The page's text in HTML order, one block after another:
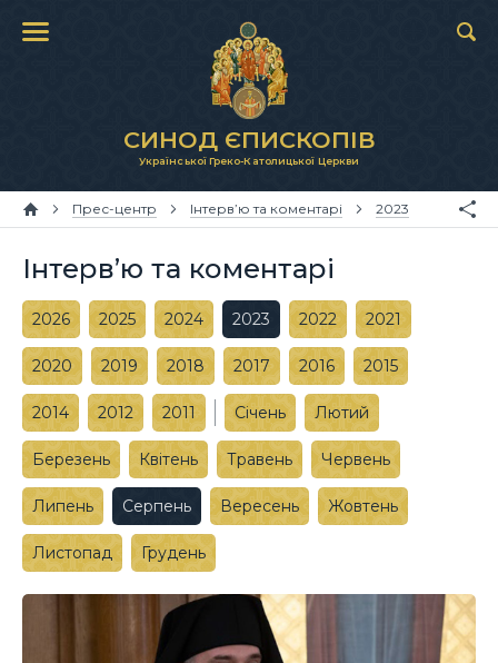
СИНОД ЄПИСКОПІВ
Української Греко-Католицької Церкви
Прес-центр Інтерв’ю та коментарі 2023
Інтерв’ю та коментарі
2026 2025 2024 2023 2022 2021
2020 2019 2018 2017 2016 2015
2014 2012 2011 Січень Лютий
Березень Квітень Травень Червень
Липень Серпень Вересень Жовтень
Листопад Грудень